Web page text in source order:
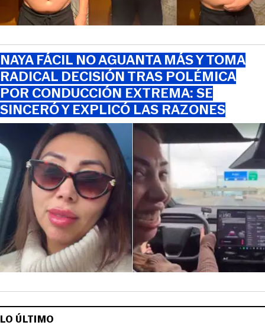
NAYA FÁCIL NO AGUANTA MÁS Y TOMA
RADICAL DECISIÓN TRAS POLÉMICA
POR CONDUCCIÓN EXTREMA: SE
SINCERÓ Y EXPLICÓ LAS RAZONES
LO ÚLTIMO